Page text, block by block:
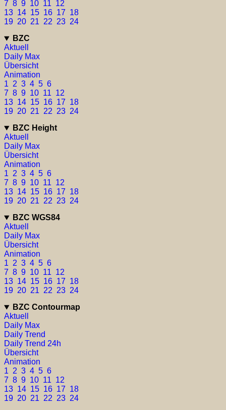
7 8 9 10 11 12
13 14 15 16 17 18
19 20 21 22 23 24
BZC
Aktuell
Daily Max
Übersicht
Animation
1 2 3 4 5 6
7 8 9 10 11 12
13 14 15 16 17 18
19 20 21 22 23 24
BZC Height
Aktuell
Daily Max
Übersicht
Animation
1 2 3 4 5 6
7 8 9 10 11 12
13 14 15 16 17 18
19 20 21 22 23 24
BZC WGS84
Aktuell
Daily Max
Übersicht
Animation
1 2 3 4 5 6
7 8 9 10 11 12
13 14 15 16 17 18
19 20 21 22 23 24
BZC Contourmap
Aktuell
Daily Max
Daily Trend
Daily Trend 24h
Übersicht
Animation
1 2 3 4 5 6
7 8 9 10 11 12
13 14 15 16 17 18
19 20 21 22 23 24